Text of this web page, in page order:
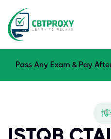
Pass Any Exam & Pay
博